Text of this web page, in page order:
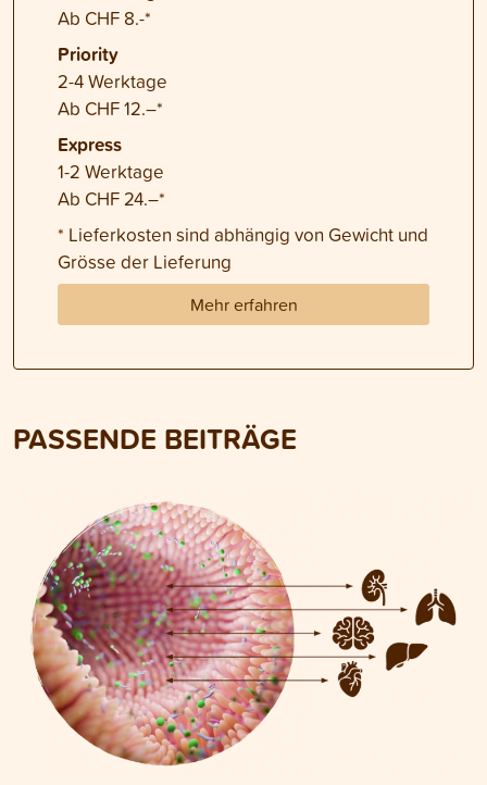
Ab CHF 8.-*
Priority
2-4 Werktage
Ab CHF 12.–*
Express
1-2 Werktage
Ab CHF 24.–*
* Lieferkosten sind abhängig von Gewicht und
Grösse der Lieferung
Mehr erfahren
PASSENDE BEITRÄGE